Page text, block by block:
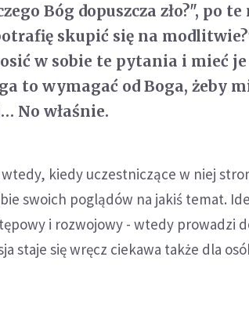
Bóg dopuszcza zło?", po
skupić się na
w sobie te pytania i mieć
to wymagać od Boga, żeby
No właśnie.
wtedy, kiedy uczestniczące w niej
swoich poglądów na jakiś temat.
i rozwojowy - wtedy prowadzi
staje się wręcz ciekawa także dla